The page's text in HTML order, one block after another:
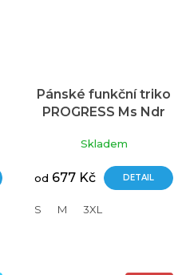
Pánské funkční triko
PROGRESS Ms Ndr
Skladem
od 677 Kč DETAIL
S M 3XL